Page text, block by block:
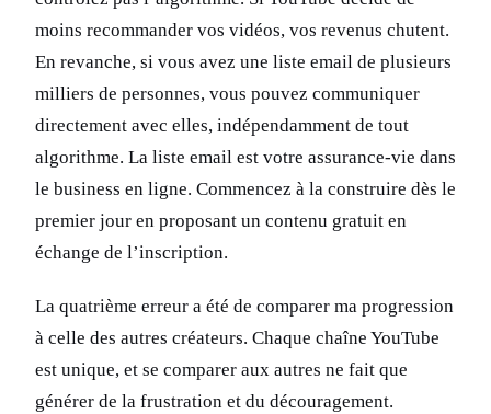
moins recommander vos vidéos, vos revenus chutent.
En revanche, si vous avez une liste email de plusieurs
milliers de personnes, vous pouvez communiquer
directement avec elles, indépendamment de tout
algorithme. La liste email est votre assurance-vie dans
le business en ligne. Commencez à la construire dès le
premier jour en proposant un contenu gratuit en
échange de l’inscription.
La quatrième erreur a été de comparer ma progression
à celle des autres créateurs. Chaque chaîne YouTube
est unique, et se comparer aux autres ne fait que
générer de la frustration et du découragement.